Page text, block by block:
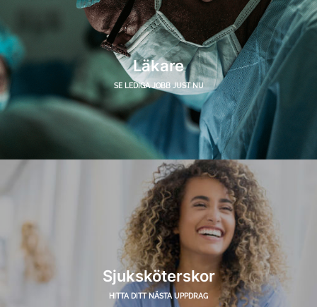
Läkare
SE LEDIGA JOBB JUST NU
Sjuksköterskor
HITTA DITT NÄSTA UPPDRAG